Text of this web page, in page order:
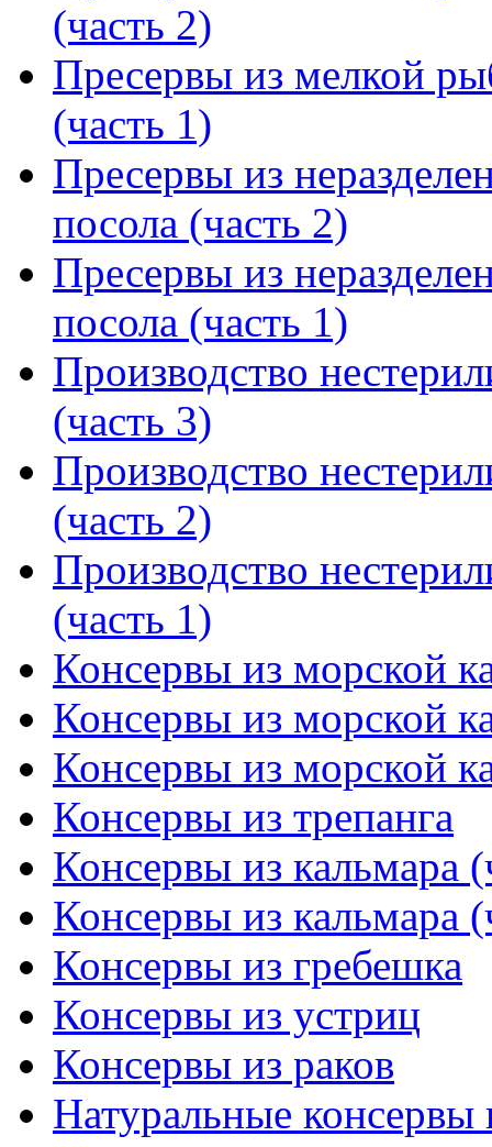
(часть 2)
Пресервы из мелкой
(часть 1)
Пресервы из
посола (часть 2)
Пресервы из
посола (часть 1)
Производство
(часть 3)
Производство
(часть 2)
Производство
(часть 1)
Консервы из морской
Консервы из морской
Консервы из морской
Консервы из трепанга
Консервы из кальмара
Консервы из кальмара
Консервы из гребешка
Консервы из устриц
Консервы из раков
Натуральные консервы